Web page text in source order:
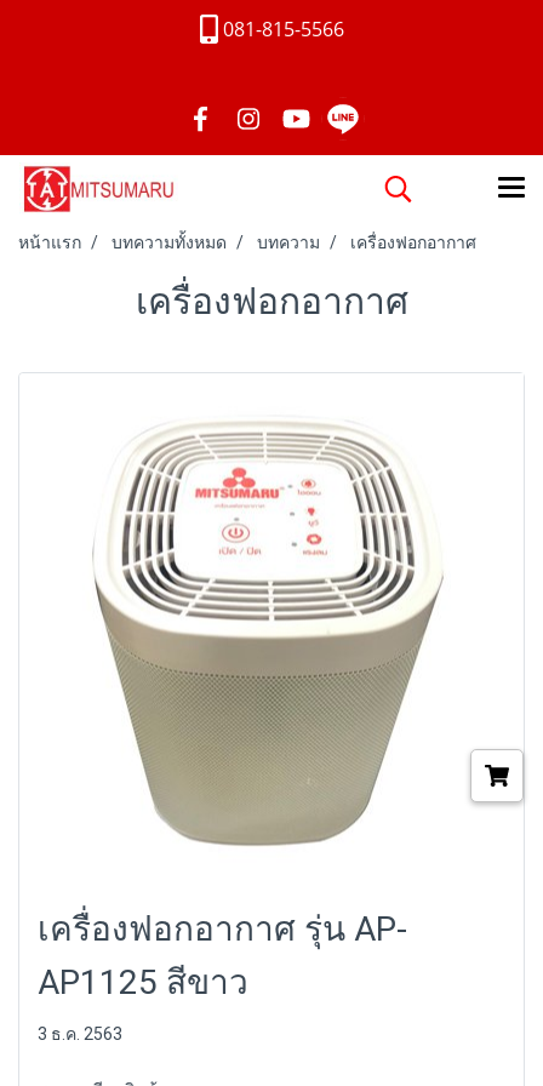
081-815-5566
หน้าแรก บทความทั้งหมด บทความ เครื่องฟอกอากาศ
เครื่องฟอกอากาศ
เครื่องฟอกอากาศ รุ่น AP-
AP1125 สีขาว
3 ธ.ค. 2563